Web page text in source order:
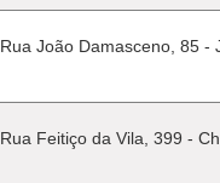
Rua João Damasceno, 85 -
Rua Feitiço da Vila, 399 -